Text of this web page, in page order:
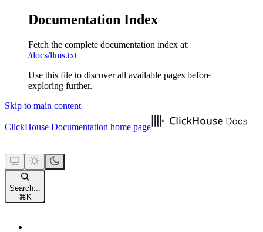
Documentation Index
Fetch the complete documentation index at:
/docs/llms.txt
Use this file to discover all available pages before
exploring further.
Skip to main content
ClickHouse Documentation home page
Search...
⌘ K